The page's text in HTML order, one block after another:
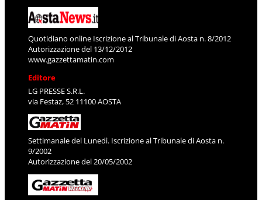
Quotidiano online Iscrizione al Tribunale di Aosta n. 8/2012
Autorizzazione del 13/12/2012
www.gazzettamatin.com
Editore
LG PRESSE S.R.L.
via Festaz, 52 11100 AOSTA
Settimanale del Lunedì. Iscrizione al Tribunale di Aosta n.
9/2002
Autorizzazione del 20/05/2002